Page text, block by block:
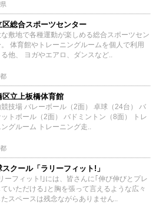
区総合スポーツセンター
な敷地で各種運動が楽しめる総合スポーツセン
。 体育館やトレーニングルームを個人で利用
る他、 ヨガやエアロ、ダンスなど..
区立上板橋体育館
技場 バレーボール（2面） 卓球（24台） バ
ットボール（2面） バドミントン（8面） トレ
ングルーム トレーニング走..
スクール「ラリーフィット!」
ーフィット!｣には、皆さんに｢伸び伸びとプレ
ていただける｣と胸を張って言えるような広々
たスペースは残念ながらありません..